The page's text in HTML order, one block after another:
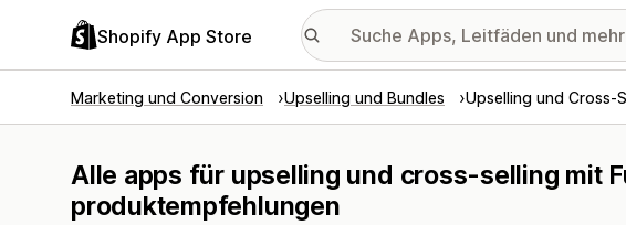
Shopify App Store
Marketing und Conversion Upselling und Bundles Upselling und Cross-
Alle apps für upselling und cross-selling mit
produktempfehlungen